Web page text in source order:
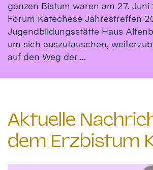
ganzen Bistum waren am 27. Juni
Forum Katechese Jahrestreffen
Jugendbildungsstätte Haus
um sich auszutauschen,
auf den Weg der ...
Aktuelle
dem Erzbistum